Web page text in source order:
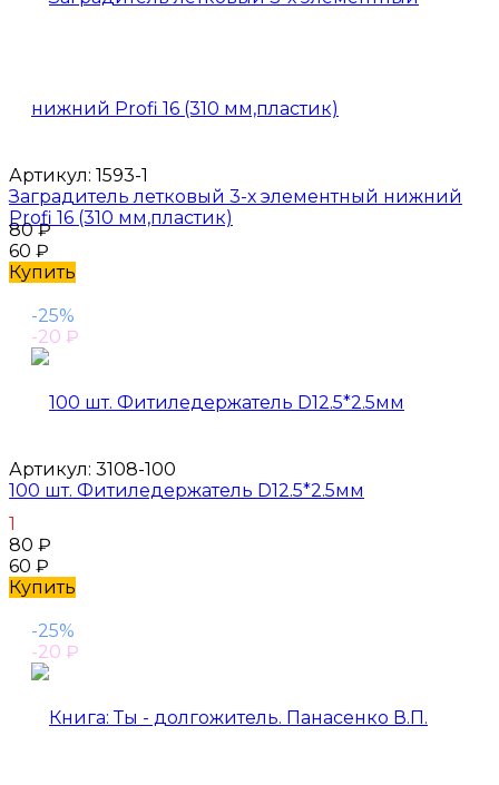
Артикул: 1593-1
Заградитель летковый 3-х элементный нижний
Profi 16 (310 мм,пластик)
80₽
60 ₽
Купить
-25%
-20 ₽
Артикул: 3108-100
100 шт. Фитиледержатель D12.5*2.5мм
1
80 ₽
60 ₽
Купить
-25%
-20 ₽